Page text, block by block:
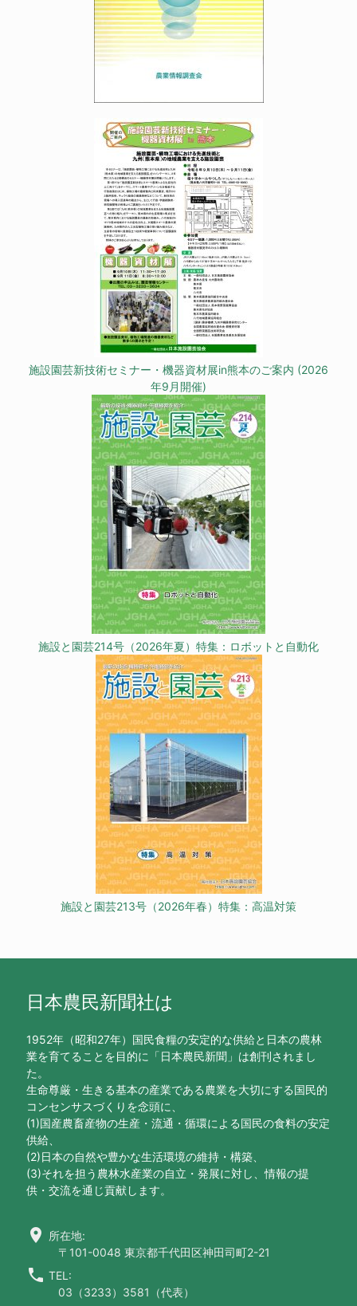
施設園芸新技術セミナー・機器資材展in熊本のご案内 (2026
年9月開催)
施設と園芸214号（2026年夏）特集：ロボットと自動化
施設と園芸213号（2026年春）特集：高温対策
日本農民新聞社は
1952年（昭和27年）国民食糧の安定的な供給と日本の農林
業を育てることを目的に「日本農民新聞」は創刊されまし
た。
生命尊厳・生きる基本の産業である農業を大切にする国民的
コンセンサスづくりを念頭に、
(1)国産農畜産物の生産・流通・循環による国民の食料の安定
供給、
(2)日本の自然や豊かな生活環境の維持・構築、
(3)それを担う農林水産業の自立・発展に対し、情報の提
供・交流を通じ貢献します。
location_on 所在地:
〒101-0048 東京都千代田区神田司町2-21
call TEL:
03（3233）3581（代表）